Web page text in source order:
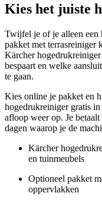
Kies het juiste
Twijfel je of je alleen een
pakket met terrasreiniger
Kärcher
bespaart en welke
te gaan.
Kies online je pakket en
hogedrukreiniger gratis
afloop weer op. Je
dagen waarop je de
Kärcher
en tuinmeubels
Optioneel pakket
oppervlakken